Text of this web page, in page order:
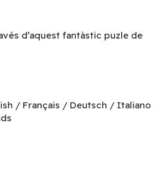
d’aquest fantàstic puzle de
/ Français / Deutsch / Italiano